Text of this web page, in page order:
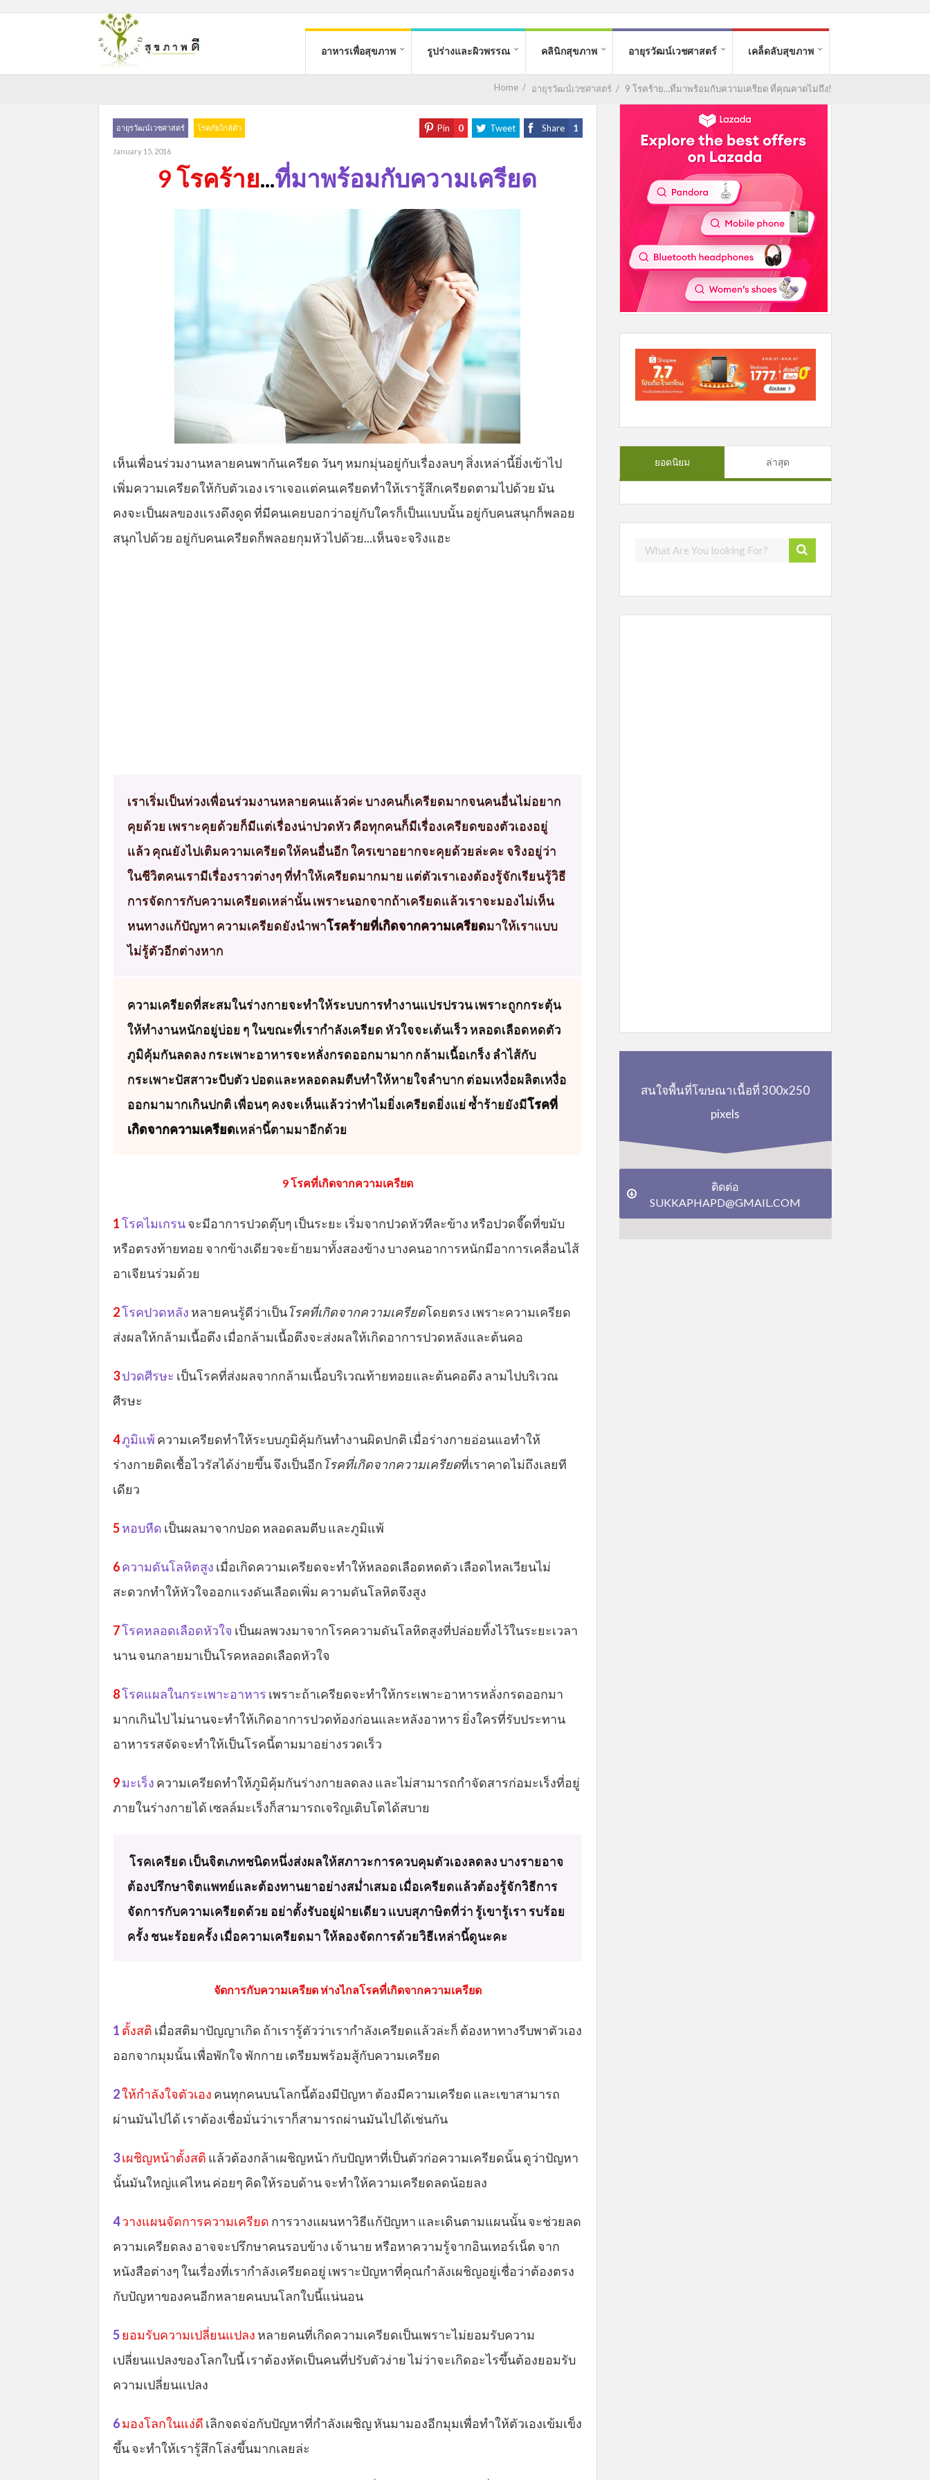
อาหารเพื่อสุขภาพ รูปร่างและผิวพรรณ คลินิกสุขภาพ อายุรวัฒน์เวชศาสตร์ เคล็ดลับสุขภาพ
Home / อายุรวัฒน์เวชศาสตร์ / 9 โรคร้าย…ที่มาพร้อมกับความเครียด ที่คุณคาดไม่ถึง!
อายุรวัฒน์เวชศาสตร์ โรคภัยใกล้ตัว
January 15, 2016
Share 1
Tweet
Pin 0
9 โรคร้าย...ที่มาพร้อมกับความเครียด
เห็นเพื่อนร่วมงานหลายคนพากันเครียด วันๆ หมกมุ่นอยู่กับเรื่องลบๆ สิ่งเหล่านี้ยิ่งเข้าไป
เพิ่มความเครียดให้กับตัวเอง เราเจอแต่คนเครียดทำให้เรารู้สึกเครียดตามไปด้วย มัน
คงจะเป็นผลของแรงดึงดูด ที่มีคนเคยบอกว่าอยู่กับใครก็เป็นแบบนั้น อยู่กับคนสนุกก็พลอย
สนุกไปด้วย อยู่กับคนเครียดก็พลอยกุมหัวไปด้วย...เห็นจะจริงแฮะ
เราเริ่มเป็นห่วงเพื่อนร่วมงานหลายคนแล้วค่ะ บางคนก็เครียดมากจนคนอื่นไม่อยาก
คุยด้วย เพราะคุยด้วยก็มีแต่เรื่องน่าปวดหัว คือทุกคนก็มีเรื่องเครียดของตัวเองอยู่
แล้ว คุณยังไปเติมความเครียดให้คนอื่นอีก ใครเขาอยากจะคุยด้วยล่ะคะ จริงอยู่ว่า
ในชีวิตคนเรามีเรื่องราวต่างๆ ที่ทำให้เครียดมากมาย แต่ตัวเราเองต้องรู้จักเรียนรู้วิธี
การจัดการกับความเครียดเหล่านั้น เพราะนอกจากถ้าเครียดแล้วเราจะมองไม่เห็น
หนทางแก้ปัญหา ความเครียดยังนำพาโรคร้ายที่เกิดจากความเครียดมาให้เราแบบ
ไม่รู้ตัวอีกต่างหาก
ความเครียดที่สะสมในร่างกายจะทำให้ระบบการทำงานแปรปรวน เพราะถูกกระตุ้น
ให้ทำงานหนักอยู่บ่อย ๆ ในขณะที่เรากำลังเครียด หัวใจจะเต้นเร็ว หลอดเลือดหดตัว
ภูมิคุ้มกันลดลง กระเพาะอาหารจะหลั่งกรดออกมามาก กล้ามเนื้อเกร็ง ลำไส้กับ
กระเพาะปัสสาวะบีบตัว ปอดและหลอดลมตีบทำให้หายใจลำบาก ต่อมเหงื่อผลิตเหงื่อ
ออกมามากเกินปกติ เพื่อนๆ คงจะเห็นแล้วว่าทำไมยิ่งเครียดยิ่งแย่ ซ้ำร้ายยังมีโรคที่
เกิดจากความเครียดเหล่านี้ตามมาอีกด้วย
9 โรคที่เกิดจากความเครียด
1โรคไมเกรนจะมีอาการปวดตุ๊บๆ เป็นระยะ เริ่มจากปวดหัวทีละข้าง หรือปวดจี๊ดที่ขมับ
หรือตรงท้ายทอย จากข้างเดียวจะย้ายมาทั้งสองข้าง บางคนอาการหนักมีอาการเคลื่อนไส้
อาเจียนร่วมด้วย
2โรคปวดหลัง หลายคนรู้ดีว่าเป็นโรคที่เกิดจากความเครียดโดยตรง เพราะความเครียด
ส่งผลให้กล้ามเนื้อตึง เมื่อกล้ามเนื้อตึงจะส่งผลให้เกิดอาการปวดหลังและต้นคอ
3ปวดศีรษะ เป็นโรคที่ส่งผลจากกล้ามเนื้อบริเวณท้ายทอยและต้นคอตึง ลามไปบริเวณ
ศีรษะ
4ภูมิแพ้ ความเครียดทำให้ระบบภูมิคุ้มกันทำงานผิดปกติ เมื่อร่างกายอ่อนแอทำให้
ร่างกายติดเชื้อไวรัสได้ง่ายขึ้น จึงเป็นอีกโรคที่เกิดจากความเครียดที่เราคาดไม่ถึงเลยที
เดียว
5หอบหืด เป็นผลมาจากปอด หลอดลมตีบ และภูมิแพ้
6ความดันโลหิตสูง เมื่อเกิดความเครียดจะทำให้หลอดเลือดหดตัว เลือดไหลเวียนไม่
สะดวกทำให้หัวใจออกแรงดันเลือดเพิ่ม ความดันโลหิตจึงสูง
7โรคหลอดเลือดหัวใจ เป็นผลพวงมาจากโรคความดันโลหิตสูงที่ปล่อยทิ้งไว้ในระยะเวลา
นาน จนกลายมาเป็นโรคหลอดเลือดหัวใจ
8โรคแผลในกระเพาะอาหาร เพราะถ้าเครียดจะทำให้กระเพาะอาหารหลั่งกรดออกมา
มากเกินไป ไม่นานจะทำให้เกิดอาการปวดท้องก่อนและหลังอาหาร ยิ่งใครที่รับประทาน
อาหารรสจัดจะทำให้เป็นโรคนี้ตามมาอย่างรวดเร็ว
9มะเร็ง ความเครียดทำให้ภูมิคุ้มกันร่างกายลดลง และไม่สามารถกำจัดสารก่อมะเร็งที่อยู่
ภายในร่างกายได้ เซลล์มะเร็งก็สามารถเจริญเติบโตได้สบาย
โรคเครียด เป็นจิตเภทชนิดหนึ่งส่งผลให้สภาวะการควบคุมตัวเองลดลง บางรายอาจ
ต้องปรึกษาจิตแพทย์และต้องทานยาอย่างสม่ำเสมอ เมื่อเครียดแล้วต้องรู้จักวิธีการ
จัดการกับความเครียดด้วย อย่าตั้งรับอยู่ฝ่ายเดียว แบบสุภาษิตที่ว่า รู้เขารู้เรา รบร้อย
ครั้ง ชนะร้อยครั้ง เมื่อความเครียดมา ให้ลองจัดการด้วยวิธีเหล่านี้ดูนะคะ
จัดการกับความเครียด ห่างไกลโรคที่เกิดจากความเครียด
1 ตั้งสติ เมื่อสติมาปัญญาเกิด ถ้าเรารู้ตัวว่าเรากำลังเครียดแล้วล่ะก็ ต้องหาทางรีบพาตัวเอง
ออกจากมุมนั้น เพื่อพักใจ พักกาย เตรียมพร้อมสู้กับความเครียด
2ให้กำลังใจตัวเอง คนทุกคนบนโลกนี้ต้องมีปัญหา ต้องมีความเครียด และเขาสามารถ
ผ่านมันไปได้ เราต้องเชื่อมั่นว่าเราก็สามารถผ่านมันไปได้เช่นกัน
3เผชิญหน้าตั้งสติ แล้วต้องกล้าเผชิญหน้า กับปัญหาที่เป็นตัวก่อความเครียดนั้น ดูว่าปัญหา
นั้นมันใหญ่แค่ไหน ค่อยๆ คิดให้รอบด้าน จะทำให้ความเครียดลดน้อยลง
4วางแผนจัดการความเครียด การวางแผนหาวิธีแก้ปัญหา และเดินตามแผนนั้น จะช่วยลด
ความเครียดลง อาจจะปรึกษาคนรอบข้าง เจ้านาย หรือหาความรู้จากอินเทอร์เน็ต จาก
หนังสือต่างๆ ในเรื่องที่เรากำลังเครียดอยู่ เพราะปัญหาที่คุณกำลังเผชิญอยู่เชื่อว่าต้องตรง
กับปัญหาของคนอีกหลายคนบนโลกใบนี้แน่นอน
5ยอมรับความเปลี่ยนแปลง หลายคนที่เกิดความเครียดเป็นเพราะไม่ยอมรับความ
เปลี่ยนแปลงของโลกใบนี้ เราต้องหัดเป็นคนที่ปรับตัวง่าย ไม่ว่าจะเกิดอะไรขึ้นต้องยอมรับ
ความเปลี่ยนแปลง
6มองโลกในแง่ดี เลิกจดจ่อกับปัญหาที่กำลังเผชิญ หันมามองอีกมุมเพื่อทำให้ตัวเองเข้มเข็ง
ขึ้น จะทำให้เรารู้สึกโล่งขึ้นมากเลยล่ะ
ยอดนิยม ล่าสุด
สนใจพื้นที่โฆษณาเนื้อที่ 300x250
pixels
ติดต่อ
SUKKAPHAPD@GMAIL.COM